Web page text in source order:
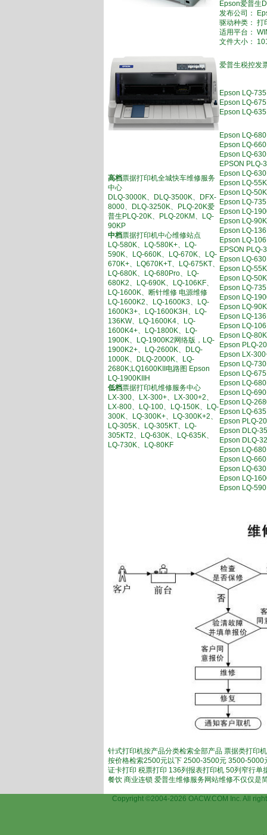
Epson爱普生
发布公司：
驱动种类： 打
适用平台：
文件大小：
爱普生税控发
Epson LQ-
Epson LQ-
Epson LQ-
高档票据打印机全城快车维修服务
中心
DLQ-3000K、DLQ-3500K、DFX-
8000、DLQ-3250K、PLQ-20K爱
普生PLQ-20K、PLQ-20KM、LQ-
90KP
中档票据打印机中心维修站点
LQ-580K、LQ-580K+、LQ-
590K、LQ-660K、LQ-670K、LQ-
670K+、LQ670K+T、LQ-675KT、
LQ-680K、LQ-680Pro、LQ-
680K2、LQ-690K、LQ-106KF、
LQ-1600K、断针维修 电源维修
LQ-1600K2、LQ-1600K3、LQ-
1600K3+、LQ-1600K3H、LQ-
136KW、LQ-1600K4、LQ-
1600K4+、LQ-1800K、LQ-
1900K、LQ-1900K2网络版，LQ-
1900K2+、LQ-2600K、DLQ-
1000K、DLQ-2000K、LQ-
2680K;LQ1600KII电路图 Epson
LQ-1900KIIH
低档票据打印机维修服务中心
LX-300、LX-300+、LX-300+2、
LX-800、LQ-100、LQ-150K、LQ-
300K、LQ-300K+、LQ-300K+2、
LQ-305K、LQ-305KT、LQ-
305KT2、LQ-630K、LQ-635K、
LQ-730K、LQ-80KF
Epson LQ-
Epson LQ-
Epson LQ-
EPSON PLQ-
Epson LQ-
Epson LQ-
Epson LQ-
Epson LQ-
Epson LQ-
Epson LQ-
Epson LQ-
Epson LQ-
EPSON PLQ-
Epson LQ-
Epson LQ-
Epson LQ-
Epson LQ-
Epson LQ-
Epson LQ-
Epson LQ-
Epson LQ-
Epson LQ-
Epson PLQ-
Epson LX-
Epson LQ-
Epson LQ-
Epson LQ-
Epson LQ-
Epson LQ-
Epson LQ-
Epson PLQ-
Epson DLQ-
Epson DLQ-
Epson LQ-
Epson LQ-
Epson LQ-
Epson LQ-
Epson LQ-
针式打印机按产品分类检索全部产品 票据类打印
按价格检索2500元以下 2500-3500元 3500-
证卡打印 税票打印 136列报表打印机 50列窄行单
餐饮 商业连锁 爱普生维修服务网站维修不仅仅是
Copyright ©2004-2026 OACW.COM Inc. All